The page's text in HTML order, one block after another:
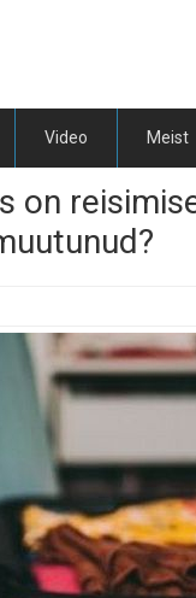
Video Meist
on